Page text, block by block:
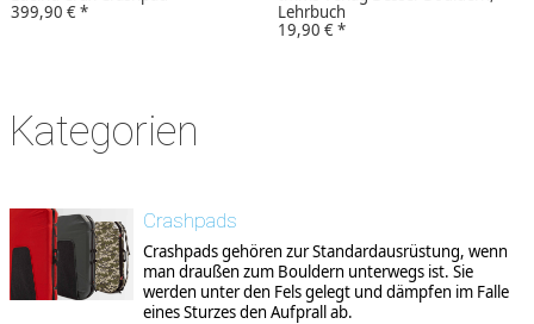
399,90 €*
Lehrbuch
19,90 €*
Kategorien
Crashpads
Crashpads gehören zur Standardausrüstung, wenn
man draußen zum Bouldern unterwegs ist. Sie
werden unter den Fels gelegt und dämpfen im Falle
eines Sturzes den Aufprall ab.